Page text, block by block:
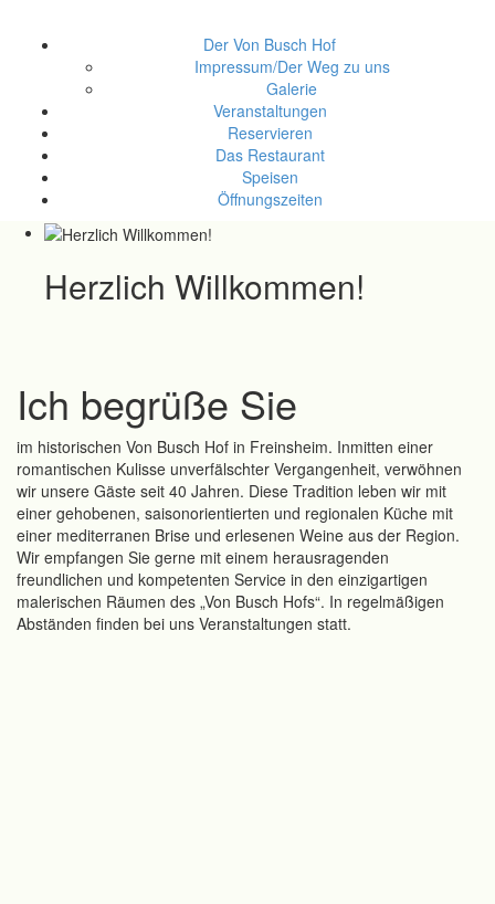
Der Von Busch Hof
Impressum/Der Weg zu uns
Galerie
Veranstaltungen
Reservieren
Das Restaurant
Speisen
Öffnungszeiten
Herzlich Willkommen!
Ich begrüße Sie
im historischen Von Busch Hof in Freinsheim. Inmitten einer
romantischen Kulisse unverfälschter Vergangenheit, verwöhnen
wir unsere Gäste seit 40 Jahren. Diese Tradition leben wir mit
einer gehobenen, saisonorientierten und regionalen Küche mit
einer mediterranen Brise und erlesenen Weine aus der Region.
Wir empfangen Sie gerne mit einem herausragenden
freundlichen und kompetenten Service in den einzigartigen
malerischen Räumen des „Von Busch Hofs“. In regelmäßigen
Abständen finden bei uns Veranstaltungen statt.